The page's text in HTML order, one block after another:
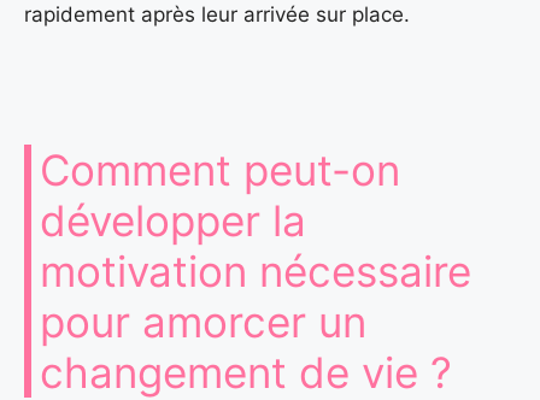
rapidement après leur arrivée sur place.
Comment peut-on
développer la
motivation nécessaire
pour amorcer un
changement de vie ?